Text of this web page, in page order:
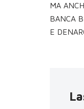
MA
BANCA
E